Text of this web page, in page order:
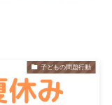
子どもの問題行動